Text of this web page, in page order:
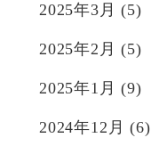
2025年3月 (5)
2025年2月 (5)
2025年1月 (9)
2024年12月 (6)